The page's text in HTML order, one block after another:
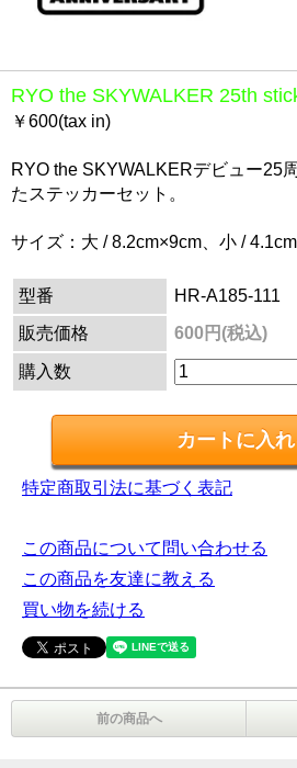
RYO the SKYWALKER 25th
￥600(tax in)
RYO the SKYWALKERデビュー25
たステッカーセット。
サイズ：大 / 8.2cm×9cm、小 /
型番
HR-A185-111
販売価格
600円(税込)
購入数
特定商取引法に基づく表記
この商品について問い合わせる
この商品を友達に教える
買い物を続ける
前の商品へ